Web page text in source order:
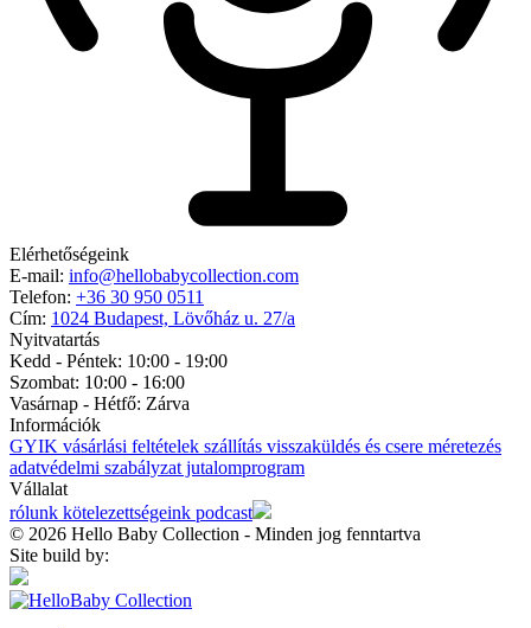
Elérhetőségeink
E-mail: info@hellobabycollection.com
Telefon: +36 30 950 0511
Cím: 1024 Budapest, Lövőház u. 27/a
Nyitvatartás
Kedd - Péntek: 10:00 - 19:00
Szombat: 10:00 - 16:00
Vasárnap - Hétfő: Zárva
Információk
GYIK vásárlási feltételek szállítás visszaküldés és csere méretezés
adatvédelmi szabályzat jutalomprogram
Vállalat
rólunk kötelezettségeink podcast
© 2026 Hello Baby Collection - Minden jog fenntartva
Site build by: